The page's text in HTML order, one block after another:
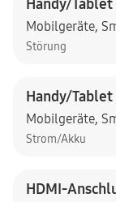
Handy/
Mobilgeräte,
Störung
Handy/
Mobilgeräte,
Strom/Akku
HDMI-